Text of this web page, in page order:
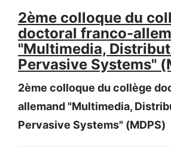
2ème colloque du
doctoral franco-
"Multimedia,
Pervasive Systems"
2ème colloque du collège
allemand "Multimedia,
Pervasive Systems" (MDPS)